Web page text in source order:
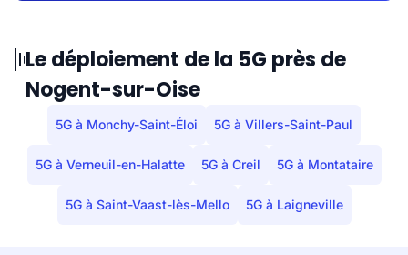
Le déploiement de la 5G près de
Nogent-sur-Oise
5G à Monchy-Saint-Éloi 5G à Villers-Saint-Paul
5G à Verneuil-en-Halatte 5G à Creil 5G à Montataire
5G à Saint-Vaast-lès-Mello 5G à Laigneville